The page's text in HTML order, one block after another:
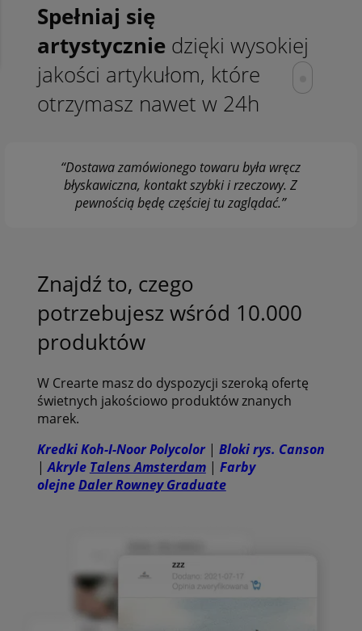
Spełniaj się
artystycznie dzięki wysokiej
jakości artykułom, które
otrzymasz nawet w 24h
“Dostawa zamówionego towaru była wręcz
błyskawiczna, kontakt szybki i rzeczowy. Z
pewnością będę częściej tu zaglądać.”
Znajdź to, czego
potrzebujesz wśród 10.000
produktów
W Crearte masz do dyspozycji szeroką ofertę
świetnych jakościowo produktów znanych
marek.
Kredki Koh-I-Noor Polycolor| Bloki rys. Canson
|Akryle Talens Amsterdam| Farby
olejneDaler Rowney Graduate